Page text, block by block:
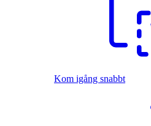
Kom igång snabbt